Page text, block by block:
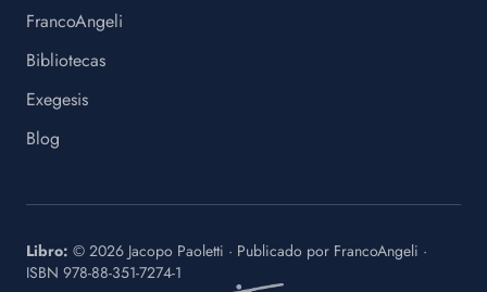
FrancoAngeli
Bibliotecas
Exegesis
Blog
Libro: © 2026 Jacopo Paoletti · Publicado por FrancoAngeli ·
ISBN 978-88-351-7274-1